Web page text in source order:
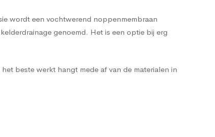
wordt een vochtwerend noppenmembraan
genoemd. Het is een optie bij erg
beste werkt hangt mede af van de materialen in